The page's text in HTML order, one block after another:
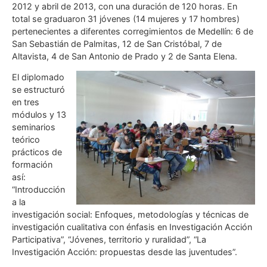
2012 y abril de 2013, con una duración de 120 horas. En
total se graduaron 31 jóvenes (14 mujeres y 17 hombres)
pertenecientes a diferentes corregimientos de Medellín: 6 de
San Sebastián de Palmitas, 12 de San Cristóbal, 7 de
Altavista, 4 de San Antonio de Prado y 2 de Santa Elena.
El diplomado
se estructuró
en tres
módulos y 13
seminarios
teórico
prácticos de
formación
así:
“Introducción
a la
investigación social: Enfoques, metodologías y técnicas de
investigación cualitativa con énfasis en Investigación Acción
Participativa”, “Jóvenes, territorio y ruralidad”, “La
Investigación Acción: propuestas desde las juventudes”.